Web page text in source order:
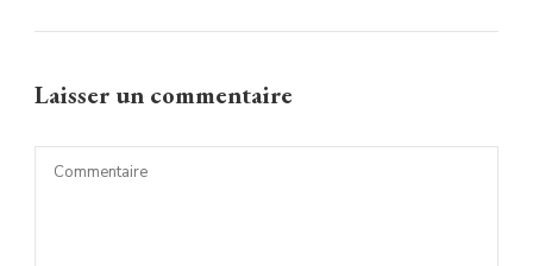
Laisser un commentaire